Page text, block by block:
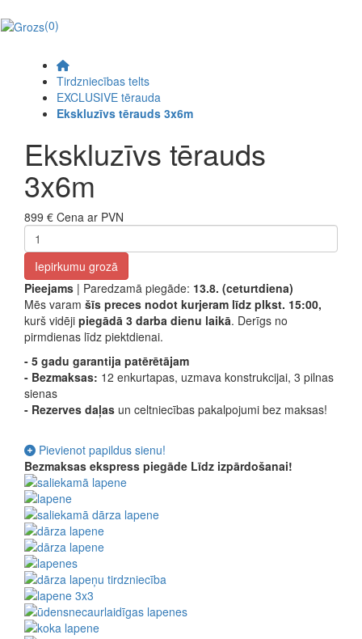
(0)
Tirdzniecības telts
EXCLUSIVE tērauda
Ekskluzīvs tērauds 3x6m
Ekskluzīvs tērauds
3x6m
899 € Cena ar PVN
Iepirkumu grozā
Pieejams | Paredzamā piegāde: 13.8. (ceturtdiena)
Mēs varam šīs preces nodot kurjeram līdz plkst. 15:00,
kurš vidēji piegādā 3 darba dienu laikā. Derīgs no
pirmdienas līdz piektdienai.
- 5 gadu garantija patērētājam
- Bezmaksas: 12 enkurtapas, uzmava konstrukcijai, 3 pilnas
sienas
- Rezerves daļas un celtniecības pakalpojumi bez maksas!
Pievienot papildus sienu!
Bezmaksas ekspress piegāde Līdz izpārdošanai!